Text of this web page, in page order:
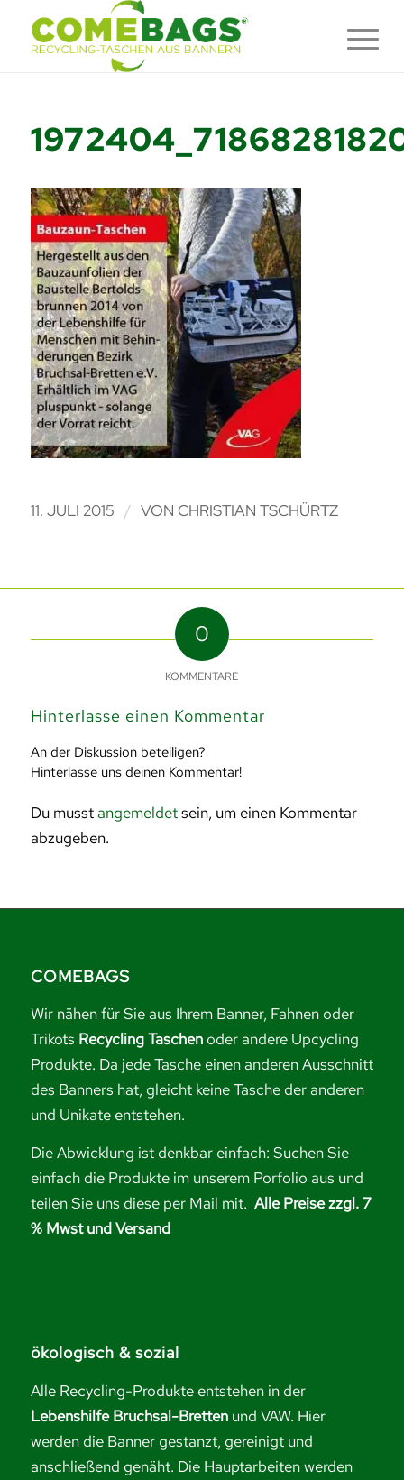
11. JULI 2015 / VON CHRISTIAN TSCHÜRTZ
0
KOMMENTARE
Hinterlasse einen Kommentar
An der Diskussion beteiligen?
Hinterlasse uns deinen Kommentar!
Du musstangemeldetsein, um einen Kommentar
abzugeben.
COMEBAGS
Wir nähen für Sie aus Ihrem Banner, Fahnen oder
Trikots Recycling Taschenoder andere Upcycling
Produkte. Da jede Tasche einen anderen Ausschnitt
des Banners hat, gleicht keine Tasche der anderen
und Unikate entstehen.
Die Abwicklung ist denkbar einfach: Suchen Sie
einfach die Produkte im unserem Porfolio aus und
teilen Sie uns diese per Mail mit. Alle Preise zzgl. 7
% Mwst und Versand
ökologisch & sozial
Alle Recycling-Produkte entstehen in der
Lebenshilfe Bruchsal-Bretten und VAW. Hier
werden die Banner gestanzt, gereinigt und
anschließend genäht. Die Hauptarbeiten werden